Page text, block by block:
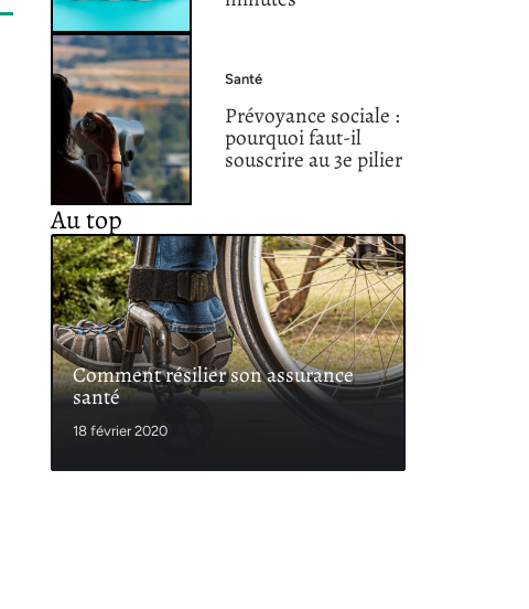
Santé
Prévoyance sociale :
pourquoi faut-il
souscrire au 3e pilier
Au top
Comment résilier son assurance
santé
18 février 2020